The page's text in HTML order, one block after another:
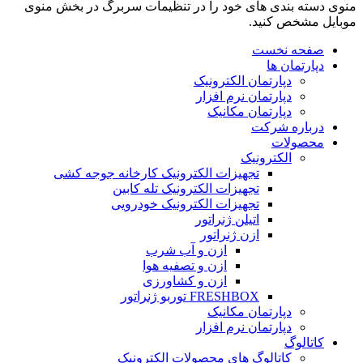
منوی دسته بندی های خود را در تنظیمات سربرگ در بخش منوی
موبایل مشخص کنید.
صفحه نخست
دپارتمان ها
دپارتمان الکترونیک
دپارتمان نرم افزار
دپارتمان مکانیک
درباره شرکت
محصولات
الکترونیک
تجهیزات الکترونیک کارخانه جوجه کشی
تجهیزات الکترونیک تله کابین
تجهیزات الکترونیک خودرویی
اتیلن ژنراتور
ازن ژنراتور
ازن و آب شرب
ازن و تصفیه هوا
ازن و کشاورزی
FRESHBOX توربو ژنراتور
دپارتمان مکانیک
دپارتمان نرم افزار
کاتالوگ
کاتالوگ های محصولات الکترونیک